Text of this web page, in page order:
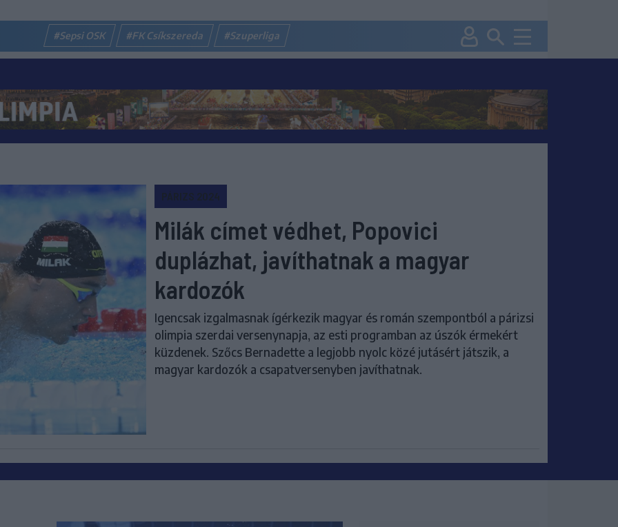
#Sepsi OSK #FK Csíkszereda #Szuperliga
PÁRIZS 2024
Milák címet védhet, Popovici
duplázhat, javíthatnak a magyar
kardozók
Igencsak izgalmasnak ígérkezik magyar és román szempontból a párizsi
olimpia szerdai versenynapja, az esti programban az úszók érmekért
küzdenek. Szőcs Bernadette a legjobb nyolc közé jutásért játszik, a
magyar kardozók a csapatversenyben javíthatnak.